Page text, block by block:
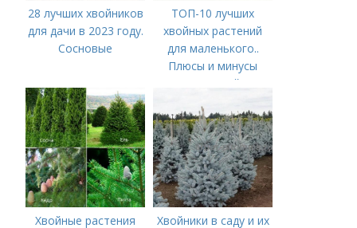
28 лучших хвойников
для дачи в 2023 году.
Сосновые
ТОП-10 лучших
хвойных растений
для маленького..
Плюсы и минусы
невысоких хвойников
Хвойные растения
Хвойники в саду и их